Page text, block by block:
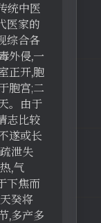
统中医
医家的
综合各
外侵,一
正开,胞
胞宫;二
。由于
志比较
遂或长
泄失
,气
下焦而
癸将
,多产多